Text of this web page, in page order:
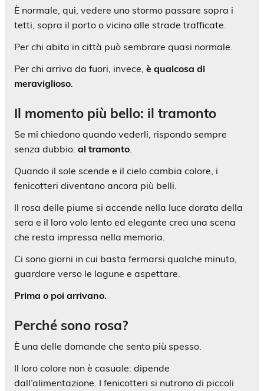
È normale, qui, vedere uno stormo passare sopra i
tetti, sopra il porto o vicino alle strade trafficate.
Per chi abita in città può sembrare quasi normale.
Per chi arriva da fuori, invece, è qualcosa di
meraviglioso.
Il momento più bello: il tramonto
Se mi chiedono quando vederli, rispondo sempre
senza dubbio: al tramonto.
Quando il sole scende e il cielo cambia colore, i
fenicotteri diventano ancora più belli.
Il rosa delle piume si accende nella luce dorata della
sera e il loro volo lento ed elegante crea una scena
che resta impressa nella memoria.
Ci sono giorni in cui basta fermarsi qualche minuto,
guardare verso le lagune e aspettare.
Prima o poi arrivano.
Perché sono rosa?
È una delle domande che sento più spesso.
Il loro colore non è casuale: dipende
dall’alimentazione. I fenicotteri si nutrono di piccoli